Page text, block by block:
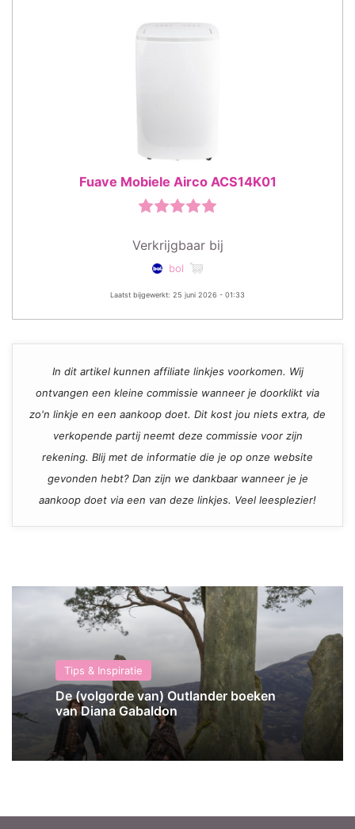
Fuave Mobiele Airco ACS14K01
Verkrijgbaar bij
bol
Laatst bijgewerkt: 25 juni 2026 - 01:33
In dit artikel kunnen affiliate linkjes voorkomen. Wij
ontvangen een kleine commissie wanneer je doorklikt via
zo'n linkje en een aankoop doet. Dit kost jou niets extra, de
verkopende partij neemt deze commissie voor zijn
rekening. Blij met de informatie die je op onze website
gevonden hebt? Dan zijn we dankbaar wanneer je je
aankoop doet via een van deze linkjes. Veel leesplezier!
Tips & Inspiratie
De (volgorde van) Outlander boeken
van Diana Gabaldon